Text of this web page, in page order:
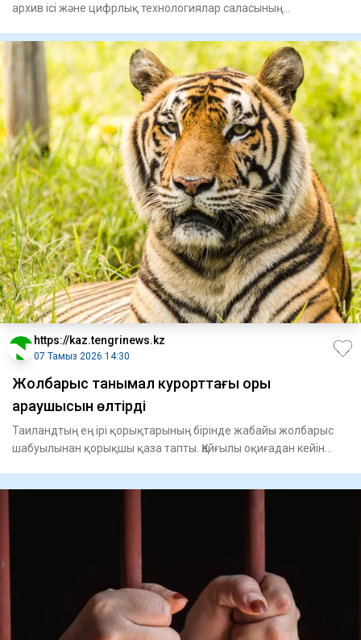
архив ісі және цифрлық технологиялар саласының
https://kaz.tengrinews.kz
07 Тамыз 2026 14:30
Жолбарыс танымал курорттағы қорық
қараушысын өлтірді
Таиландтың ең ірі қорықтарының бірінде жабайы жолбарыс
шабуылынан қорықшы қаза тапты. Қайғылы оқиғадан кейін